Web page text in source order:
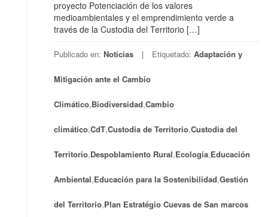
proyecto Potenciación de los valores
medioambientales y el emprendimiento verde a
través de la Custodia del Territorio […]
Publicado en: Noticias Etiquetado: Adaptación y
Mitigación ante el Cambio
Climático,Biodiversidad,Cambio
climático,CdT,Custodia de Territorio,Custodia del
Territorio,Despoblamiento Rural,Ecología,Educación
Ambiental,Educación para la Sostenibilidad,Gestión
del Territorio,Plan Estratégio Cuevas de San marcos